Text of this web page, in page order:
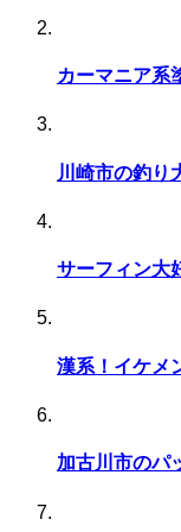
カーマニア系
川崎市の釣り
サーフィン大
漢系！イケメ
加古川市のパ